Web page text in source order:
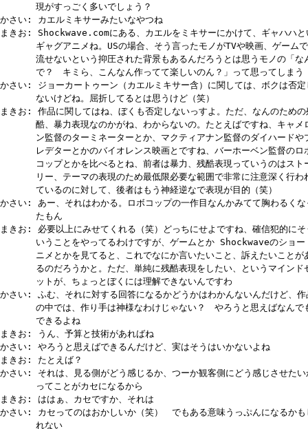
現がすっごく多いでしょう？
かさい: カエルミキサーみたいなやつね
まきお: Shockwave.comにある、カエルをミキサーにかけて、ギャハハと
ギャグアニメね。USの場合、そう言ったモノがTVや映画、ゲームで
流せないという抑圧された背景もあるんだろうとは思うモノの「な
で？ キミら、こんなん作ってて楽しいのん？」って思ってしまう
かさい: ジョーカートゥーン（カエルミキサー含）に関しては、ボクは否定
ないけどね。屈折してるとは思うけど（笑）
まきお: 作品に関してはね、ぼくも否定しないっすよ。ただ、なんのための
酷、暴力表現なのかがね、わからないの。たとえばですね、キャメ
ン監督のターミネーターとか、マクティアナン監督のダイハードや
レデターとかのバイオレンス映画とですね、バーホーベン監督のロ
コップとかを比べるとね、前者は暴力、残酷表現っていうのはスト
リー、テーマの表現のため最低限必要な範囲で非常に注意深く行わ
ているのに対して、後者はもう神経逆なで表現が目的（笑）
かさい: あー、それはわかる。ロボコップの一作目なんかみてて胸わるくな
たもん
まきお: 必要以上にみせてくれる（笑）どっちにせよですね、確信犯的にそ
いうことをやってるわけですが、ゲームとか Shockwaveのショー
ニメとかを見てると、これでなにか言いたいこと、訴えたいことが
るのだろうかと。ただ、単純に残酷表現をしたい、というマインド
ットが、ちょっとぼくには理解できないんですわ
かさい: ふむ、それに対する回答になるかどうかはわかんないんだけど、作
の中では、作り手は神様なわけじゃない？ やろうと思えばなんで
できるよね
まきお: うん、予算と技術があればね
かさい: やろうと思えばできるんだけど、実はそうはいかないよね
まきお: たとえば？
かさい: それは、見る側がどう感じるか、つーか観客側にどう感じさせたい
ってことがカセになるから
まきお: ははぁ、カセですか、それは
かさい: カセってのはおかしいか（笑） でもある意味うっぷんになるかも
れない